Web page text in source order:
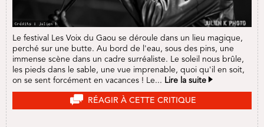
Le festival Les Voix du Gaou se déroule dans un lieu magique,
perché sur une butte. Au bord de l'eau, sous des pins, une
immense scène dans un cadre surréaliste. Le soleil nous brûle,
les pieds dans le sable, une vue imprenable, quoi qu'il en soit,
on se sent forcément en vacances ! Le... Lire la suite
RÉAGIR À CETTE CRITIQUE